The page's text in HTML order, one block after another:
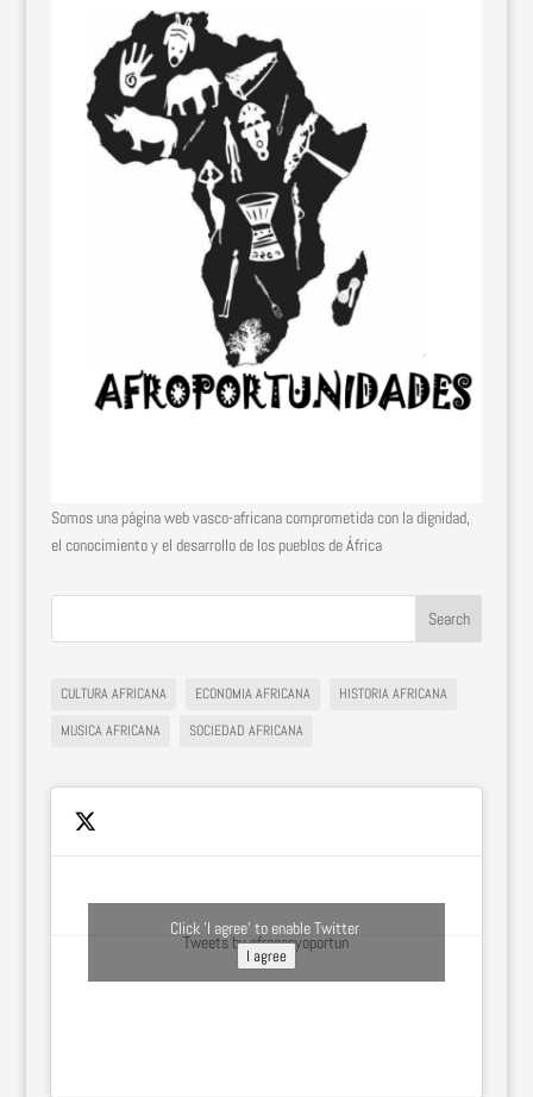
Somos una página web vasco-africana comprometida con la dignidad,
el conocimiento y el desarrollo de los pueblos de África
CULTURA AFRICANA ECONOMIA AFRICANA
HISTORIA AFRICANA
MUSICA AFRICANA
SOCIEDAD AFRICANA
Tweets by afroconyoportun
Click 'I agree' to enable Twitter
I agree